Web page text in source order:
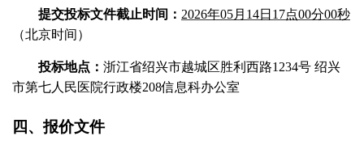
提交投标文件截止时间： 2026年05月 14日 17点00分00秒
（北京时间）
投标地点： 浙江省绍兴市越城区胜利西路1234号 绍兴
市第七人民医院行政楼208信息科办公室
四、报价文件